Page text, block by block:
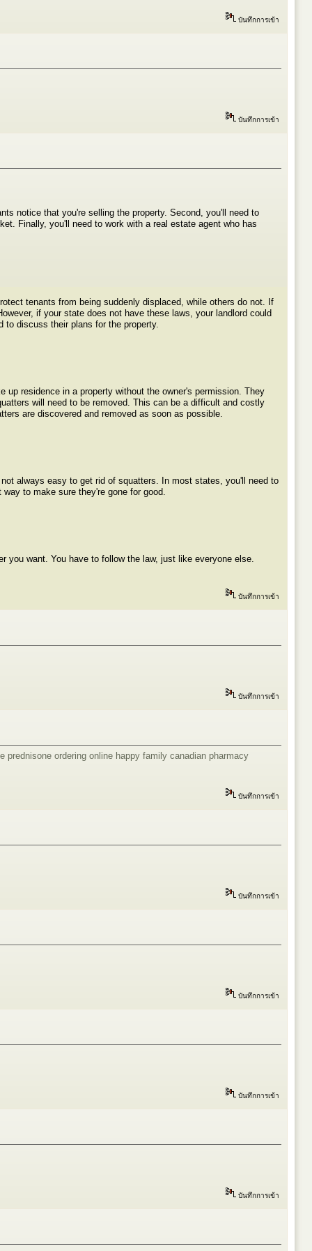
บันทึกการเข้า
บันทึกการเข้า
notice that you're selling the property. Second, you'll need to
Finally, you'll need to work with a real estate agent who has
tenants from being suddenly displaced, while others do not. If
if your state does not have these laws, your landlord could
discuss their plans for the property.
up residence in a property without the owner's permission. They
will need to be removed. This can be a difficult and costly
are discovered and removed as soon as possible.
always easy to get rid of squatters. In most states, you'll need to
to make sure they're gone for good.
you want. You have to follow the law, just like everyone else.
บันทึกการเข้า
บันทึกการเข้า
prednisone ordering online happy family canadian pharmacy
บันทึกการเข้า
บันทึกการเข้า
บันทึกการเข้า
บันทึกการเข้า
บันทึกการเข้า